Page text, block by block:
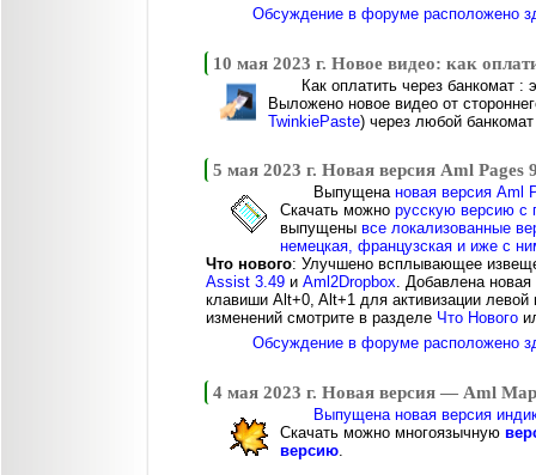
Обсуждение в форуме расположено
10 мая 2023 г. Новое видео: как
Как оплатить через банкомат
Выложено новое видео от
TwinkiePaste) через любой
5 мая 2023 г. Новая версия Aml Pages
Выпущена новая версия Aml
Скачать можно русскую версию с
выпущены все локализованные
немецкая, французская и иже с
Что нового: Улучшено всплывающее
Assist 3.49 и Aml2Dropbox. Добавлена
клавиши Alt+0, Alt+1 для активизации
изменений смотрите в разделе Что Нового
Обсуждение в форуме расположено
4 мая 2023 г. Новая версия — Aml
Выпущена новая версия
Скачать можно многоязычную
версию.